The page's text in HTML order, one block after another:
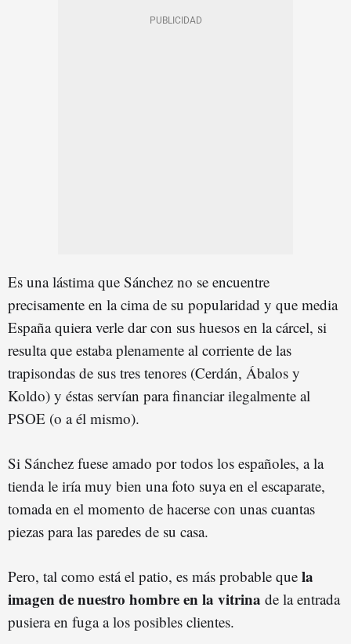
Es una lástima que Sánchez no se encuentre
precisamente en la cima de su popularidad y que media
España quiera verle dar con sus huesos en la cárcel, si
resulta que estaba plenamente al corriente de las
trapisondas de sus tres tenores (Cerdán, Ábalos y
Koldo) y éstas servían para financiar ilegalmente al
PSOE (o a él mismo).
Si Sánchez fuese amado por todos los españoles, a la
tienda le iría muy bien una foto suya en el escaparate,
tomada en el momento de hacerse con unas cuantas
piezas para las paredes de su casa.
Pero, tal como está el patio, es más probable que la
imagen de nuestro hombre en la vitrina de la entrada
pusiera en fuga a los posibles clientes.